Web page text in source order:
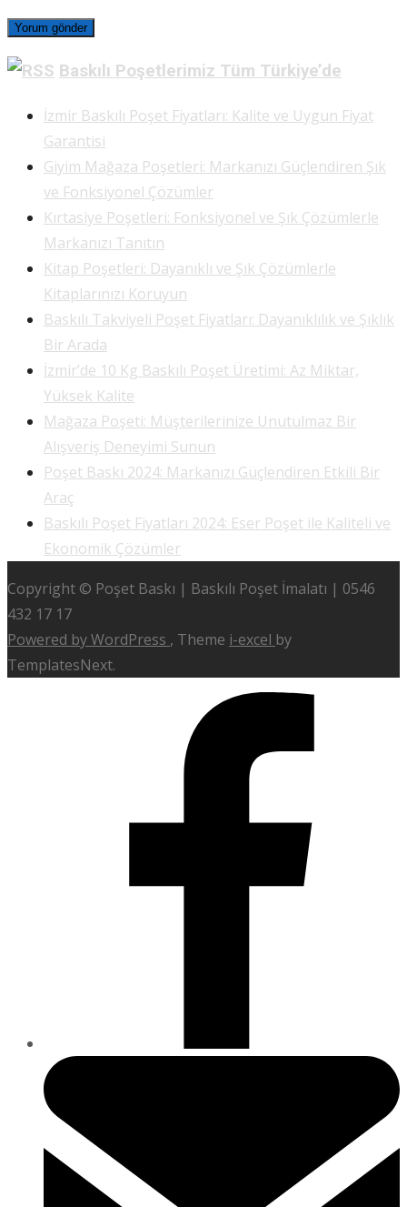
Baskılı Poşetlerimiz Tüm Türkiye’de
İzmir Baskılı Poşet Fiyatları: Kalite ve Uygun Fiyat
Garantisi
Giyim Mağaza Poşetleri: Markanızı Güçlendiren Şık
ve Fonksiyonel Çözümler
Kırtasiye Poşetleri: Fonksiyonel ve Şık Çözümlerle
Markanızı Tanıtın
Kitap Poşetleri: Dayanıklı ve Şık Çözümlerle
Kitaplarınızı Koruyun
Baskılı Takviyeli Poşet Fiyatları: Dayanıklılık ve Şıklık
Bir Arada
İzmir’de 10 Kg Baskılı Poşet Üretimi: Az Miktar,
Yüksek Kalite
Mağaza Poşeti: Müşterilerinize Unutulmaz Bir
Alışveriş Deneyimi Sunun
Poşet Baskı 2024: Markanızı Güçlendiren Etkili Bir
Araç
Baskılı Poşet Fiyatları 2024: Eser Poşet ile Kaliteli ve
Ekonomik Çözümler
Copyright © Poşet Baskı | Baskılı Poşet İmalatı | 0546
432 17 17
Powered by WordPress , Theme i-excel by
TemplatesNext.